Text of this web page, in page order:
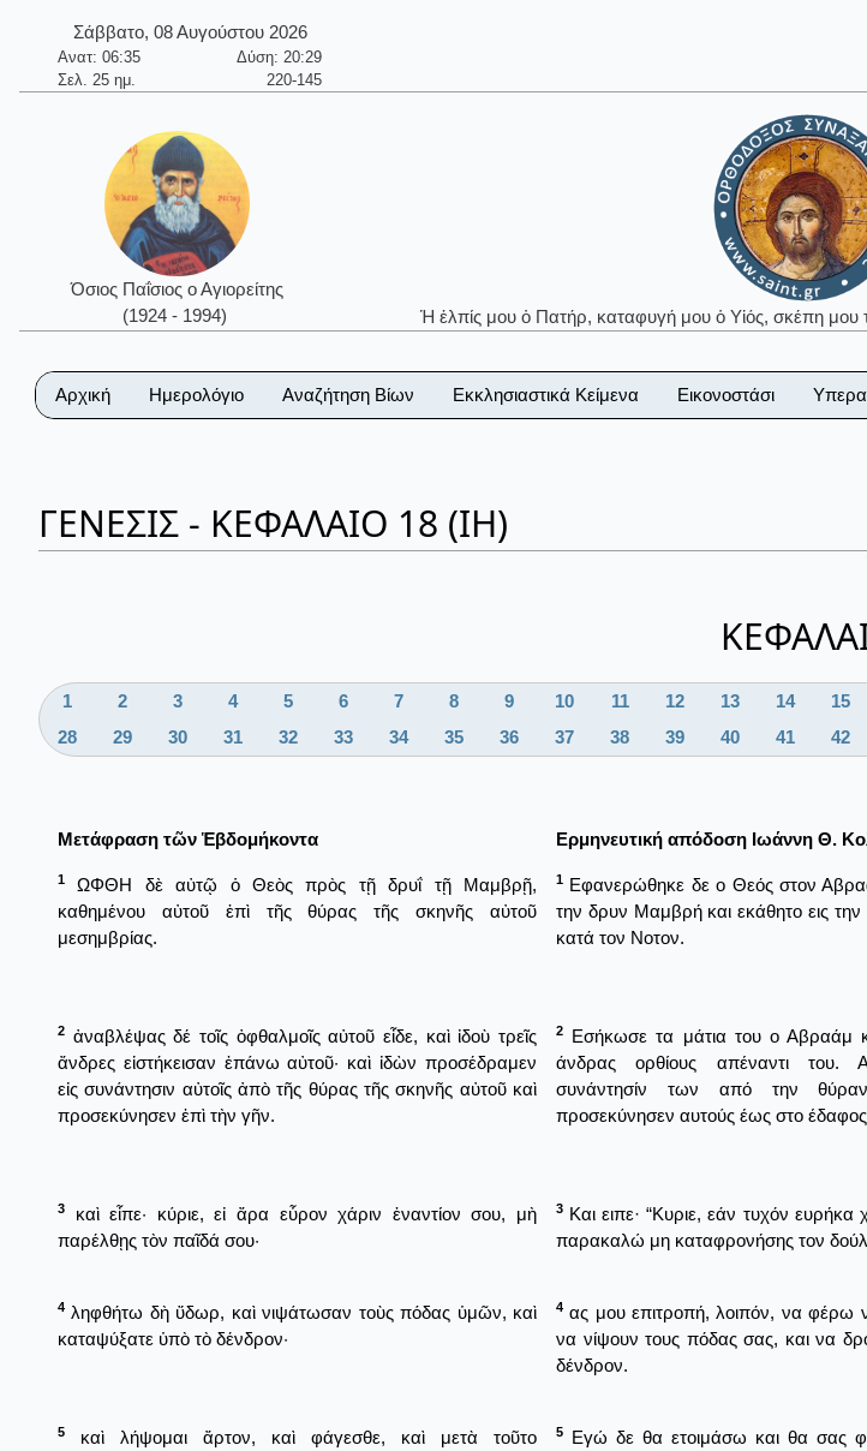
Σάββατο, 08 Αυγούστου 2026
Ανατ: 06:35
Δύση: 20:29
Σελ. 25 ημ.
220-145
Όσιος Παΐσιος ο Αγιορείτης
(1924 - 1994)
Ἡ ἐλπίς μου ὁ Πατήρ, καταφυγή μου ὁ Υἱός, σκέπη μου
Αρχική Ημερολόγιο Αναζήτηση Βίων Εκκλησιαστικά Κείμενα Εικονοστάσι
ΓΕΝΕΣΙΣ - ΚΕΦΑΛΑΙΟ 18 (ΙΗ)
1 2 3 4 5 6 7 8 9 10 11 12 13 14 15
28
29 30 31 32 33 34 35 36 37 38 39 40 41 42
Μετάφραση τῶν Ἑβδομήκοντα Ερμηνευτική απόδοση Ιωάννη Θ.
1
ΩΦΘΗ δὲ αὐτῷ ὁ Θεὸς πρὸς τῇ δρυΐ τῇ Μαμβρῇ,
καθημένου αὐτοῦ ἐπὶ τῆς θύρας τῆς σκηνῆς αὐτοῦ
μεσημβρίας.
1 Εφανερώθηκε δε ο Θεός στον
την δρυν Μαμβρή και εκάθητο εις
κατά τον Νοτον.
2 ἀναβλέψας δέ τοῖς ὀφθαλμοῖς αὐτοῦ εἶδε, καὶ ἰδοὺ τρεῖς
ἄνδρες εἱστήκεισαν ἐπάνω αὐτοῦ· καὶ ἰδὼν προσέδραμεν
εἰς συνάντησιν αὐτοῖς ἀπὸ τῆς θύρας τῆς σκηνῆς αὐτοῦ καὶ
προσεκύνησεν ἐπὶ τὴν γῆν.
2
Εσήκωσε τα μάτια του ο Αβραάμ
άνδρας ορθίους απέναντι του.
συνάντησίν των από την
προσεκύνησεν αυτούς έως στο
3
καὶ εἶπε· κύριε, εἰ ἄρα εὗρον χάριν ἐναντίον σου, μὴ
παρέλθῃς τὸν παῖδά σου·
3 Και ειπε· “Κυριε, εάν τυχόν
παρακαλώ μη καταφρονήσης τον
4 ληφθήτω δὴ ὕδωρ, καὶ νιψάτωσαν τοὺς πόδας ὑμῶν, καὶ
καταψύξατε ὑπὸ τὸ δένδρον·
4 ας μου επιτροπή, λοιπόν, να φέρω
να νίψουν τους πόδας σας, και να
δένδρον.
5
καὶ λήψομαι ἄρτον, καὶ φάγεσθε, καὶ μετὰ τοῦτο
5
Εγώ δε θα ετοιμάσω και θα σας